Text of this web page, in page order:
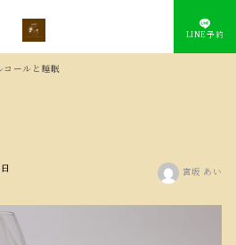
LINE予約
コールと睡眠
宮坂 あい